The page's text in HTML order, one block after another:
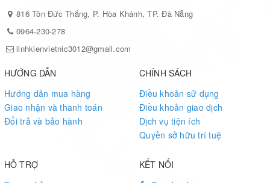
816 Tôn Đức Thắng, P. Hòa Khánh, TP. Đà Nẵng
0964-230-278
linhkienvietnic3012@gmail.com
HƯỚNG DẪN
Hướng dẫn mua hàng
Giao nhận và thanh toán
Đổi trả và bảo hành
CHÍNH SÁCH
Điều khoản sử dụng
Điều khoản giao dịch
Dịch vụ tiện ích
Quyền sở hữu trí tuệ
HỖ TRỢ
KẾT NỐI